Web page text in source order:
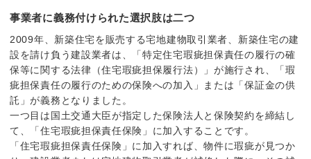
事業者に義務付けられた選択肢は二つ
2009年、新築住宅を販売する宅地建物取引業者、新築住宅の建
設を請け負う建設業者は、「特定住宅瑕疵担保責任の履行の確
保等に関する法律（住宅瑕疵担保履行法）」が施行され、「瑕
疵担保責任の履行のための保険への加入」または「保証金の供
託」が義務となりました。
一つ目は国土交通大臣が指定した保険法人と保険契約を締結し
て、「住宅瑕疵担保責任保険」に加入することです。
「住宅瑕疵担保責任保険」に加入すれば、物件に瑕疵が見つか